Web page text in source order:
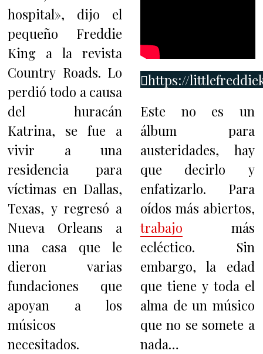
hospital», dijo el
pequeño Freddie
King a la revista
Country Roads. Lo
perdió todo a causa
del huracán
Katrina, se fue a
vivir a una
residencia para
víctimas en Dallas,
Texas, y regresó a
Nueva Orleans a
una casa que le
dieron varias
fundaciones que
apoyan a los
músicos
necesitados.
https://
Este no es un
álbum para
austeridades, hay
que decirlo y
enfatizarlo. Para
oídos más abiertos,
trabajo más
ecléctico. Sin
embargo, la edad
que tiene y toda el
alma de un músico
que no se somete a
nada…